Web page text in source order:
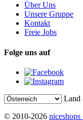
Über Uns
Unsere Gruppe
Kontakt
Freie Jobs
Folge uns auf
Land
© 2010-2026